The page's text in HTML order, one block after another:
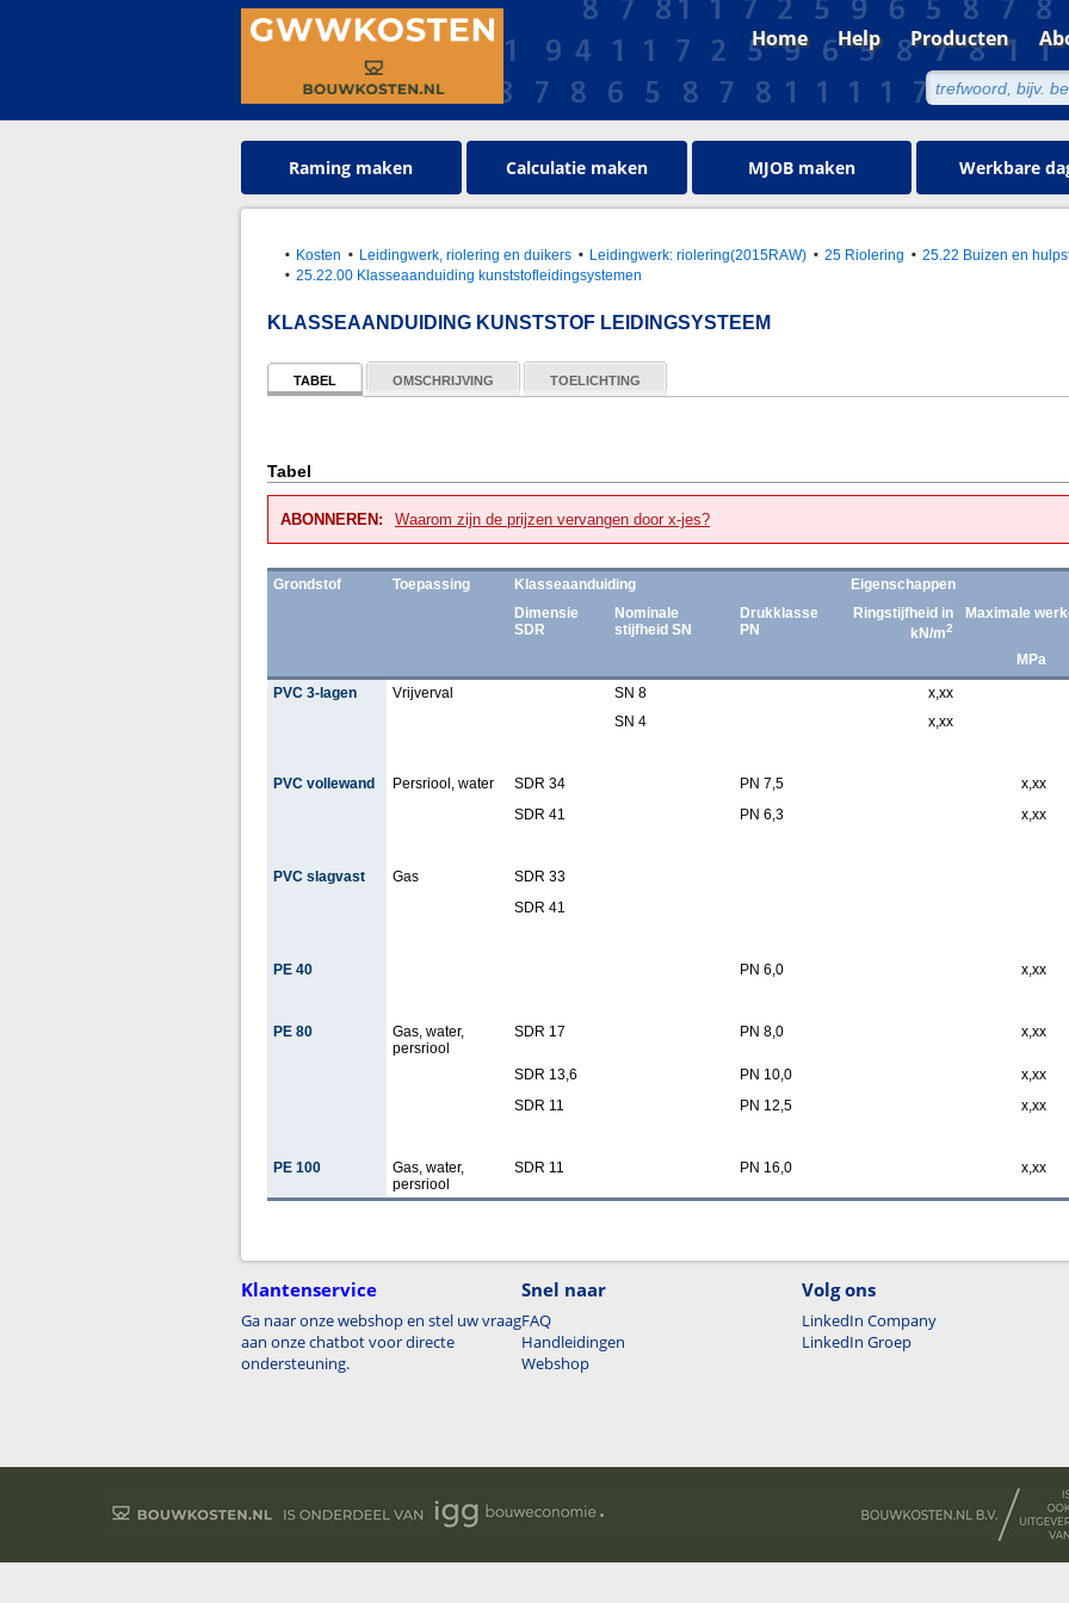
Home Help Producten
Raming maken Calculatie maken MJOB maken Werkbare
Kosten Leidingwerk, riolering en duikers Leidingwerk: riolering(2015RAW) 25 Riolering
25.22 Buizen en
25.22.00 Klasseaanduiding kunststofleidingsystemen
KLASSEAANDUIDING KUNSTSTOF LEIDINGSYSTEEM
TABEL OMSCHRIJVING
TOELICHTING
Tabel
ABONNEREN: Waarom zijn de prijzen vervangen door x-jes?
Grondstof Toepassing Klasseaanduiding
Eigenschappen
Dimensie
SDR
Nominale
stijfheid SN
Drukklasse
PN
Ringstijfheid in
kN/m2
Maximale
MPa
PVC 3-lagen
Vrijverval SN 8
x,xx
SN 4
x,xx
PVC vollewand Persriool, water SDR 34 PN 7,5 x,xx
SDR 41
PN 6,3 x,xx
PVC slagvast Gas
SDR 33
SDR 41
PE 40 PN 6,0 x,xx
PE 80
Gas, water,
persriool
SDR 17 PN 8,0 x,xx
SDR 13,6 PN 10,0 x,xx
SDR 11
PN 12,5 x,xx
PE 100
Gas, water,
persriool
SDR 11 PN 16,0 x,xx
Klantenservice
Ga naar onze webshop en stel uw vraag
aan onze chatbot voor directe
ondersteuning.
Snel naar
FAQ
Handleidingen
Webshop
Volg ons
LinkedIn Company
LinkedIn Groep